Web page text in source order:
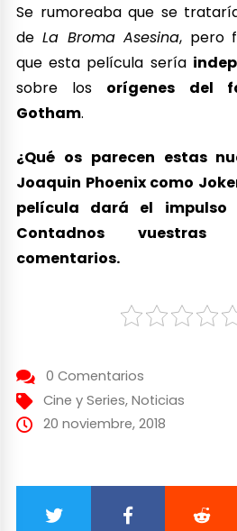
Se rumoreaba que se
deLa Broma Asesina, pero
que esta película sería
sobre los orígenes del
Gotham.
¿Qué os parecen estas
Joaquin Phoenix como
película dará el impulso
Contadnos vuestras
comentarios.
0 Comentarios
Cine y Series, Noticias
20 noviembre, 2018